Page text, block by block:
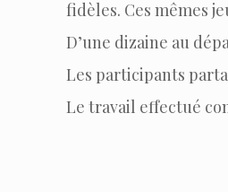
fidèles. Ces mêmes
D’une dizaine au
Les participants
Le travail effectué